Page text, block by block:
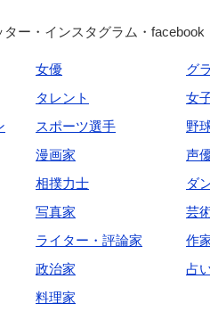
ー・インスタグラム・
女優
グ
タレント
女
スポーツ選手
野
漫画家
声
相撲力士
ダ
写真家
芸
ライター・評論家
作
政治家
占
料理家